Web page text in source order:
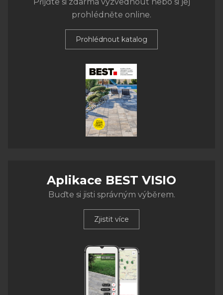
prohlédněte online.
Prohlédnout katalog
Aplikace BEST VISIO
Buďte si jisti správným výběrem.
Zjistit více